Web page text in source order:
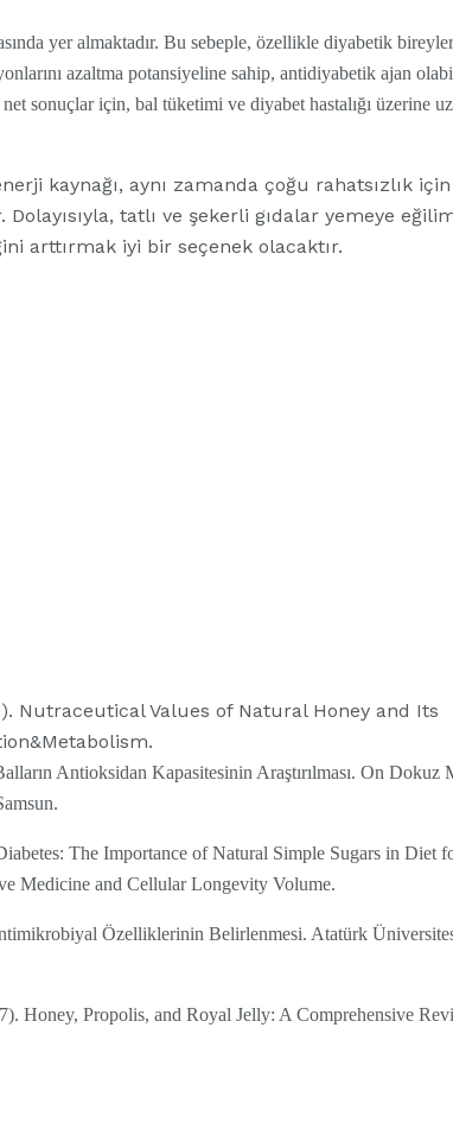
yer almaktadır. Bu sebeple, özellikle diyabetik
azaltma potansiyeline sahip, antidiyabetik ajan
sonuçlar için, bal tüketimi ve diyabet hastalığı üzerine
kaynağı, aynı zamanda çoğu rahatsızlık
tatlı ve şekerli gıdalar yemeye
arttırmak iyi bir seçenek olacaktır.
Nutraceutical Values of Natural Honey and Its
Antioksidan Kapasitesinin Araştırılması. On Dokuz
The Importance of Natural Simple Sugars in Diet
Medicine and Cellular Longevity Volume.
Özelliklerinin Belirlenmesi. Atatürk
Honey, Propolis, and Royal Jelly: A Comprehensive